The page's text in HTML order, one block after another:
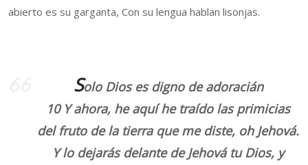
abierto es su garganta, Con su lengua hablan lisonjas.
Solo Dios es digno de adoracián
10 Y ahora, he aquí he traído las primicias
del fruto de la tierra que me diste, oh Jehová.
Y lo dejarás delante de Jehová tu Dios, y